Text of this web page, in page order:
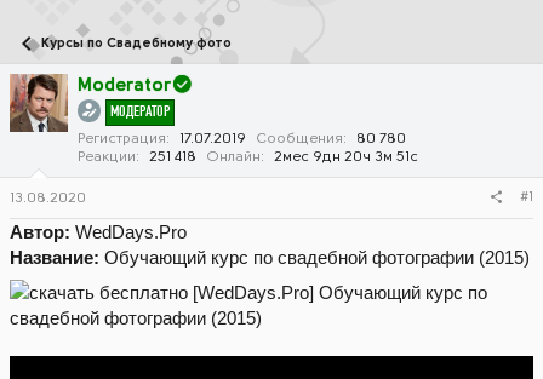
о
р
т
е
а
а
ч
а
л
а
Курсы по Свадебному фото
Moderator
МОДЕРАТОР
Регистрация 17.07.2019 Сообщения
80 780
Реакции
251 418 Онлайн 2мес 9дн 20ч 3м 51с
13.08.2020 #1
Автор: WedDays.Pro
Название: Обучающий курс по свадебной фотографии (2015)